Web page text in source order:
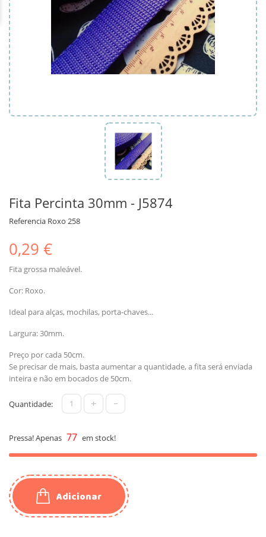
Fita Percinta 30mm - J5874
Referencia Roxo 258
0,29 €
Fita grossa maleável.
Cor: Roxo.
Ideal para alças, mochilas, porta-chaves...
Largura: 30mm.
Preço por cada 50cm.
Se precisar de mais, basta aumentar a quantidade, a fita será enviada
inteira e não em bocados de 50cm.
Quantidade: + -
Pressa! Apenas 77 em stock!
Adicionar